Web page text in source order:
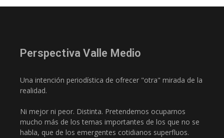
Perspectiva Valle Medio
Una intención periodística de ofrecer "otra" mirada de la
realidad.
Ni mejor ni peor. Distinta. Pretendemos ocuparnos
mucho más de los temas importantes de los que no se
habla, que de los emergentes cotidianos superfluos.